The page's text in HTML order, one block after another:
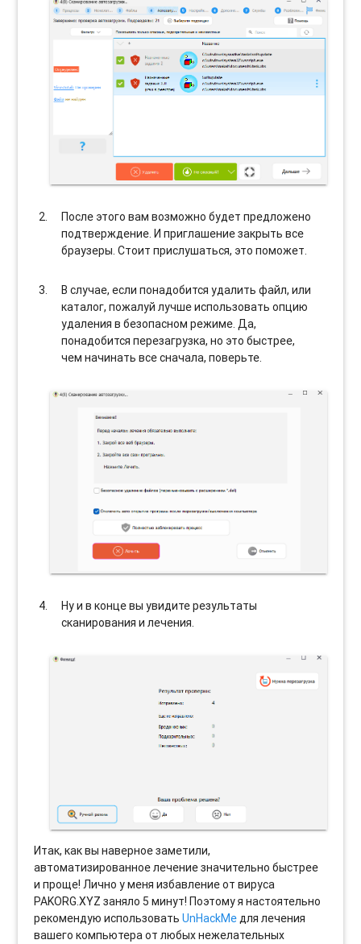
После этого вам возможно будет предложено
подтверждение. И приглашение закрыть все
браузеры. Стоит прислушаться, это поможет.
В случае, если понадобится удалить файл, или
каталог, пожалуй лучше использовать опцию
удаления в безопасном режиме. Да,
понадобится перезагрузка, но это быстрее,
чем начинать все сначала, поверьте.
Ну и в конце вы увидите результаты
сканирования и лечения.
Итак, как вы наверное заметили,
автоматизированное лечение значительно быстрее
и проще! Лично у меня избавление от вируса
PAKORG.XYZ заняло 5 минут! Поэтому я настоятельно
рекомендую использоватьUnHackMeдля лечения
вашего компьютера от любых нежелательных